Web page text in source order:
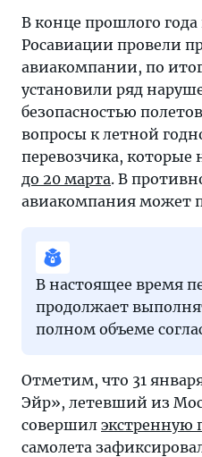
мира
туризма
читайте
на
«Тонкостях».
В конце прошлого года
Росавиации провели
авиакомпании, по
установили ряд
безопасностью
вопросы к летной
перевозчика, которые
до 20 марта. В
авиакомпания может
В настоящее время
продолжает
полном объеме
Отметим, что 31
Эйр», летевший из
совершил экстренную
самолета